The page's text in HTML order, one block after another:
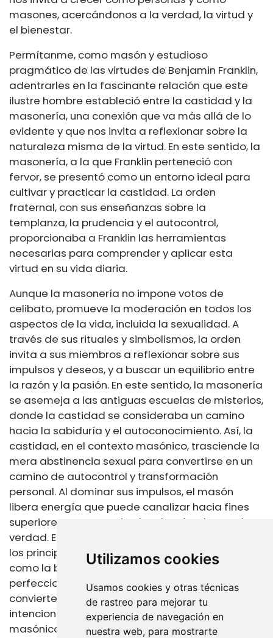
Utilizamos cookies
Usamos cookies y otras técnicas
de rastreo para mejorar tu
experiencia de navegación en
nuestra web, para mostrarte
masones, acercándonos a la verdad, la virtud y
el bienestar.
Permítanme, como masón y estudioso
pragmático de las virtudes de Benjamin Franklin,
adentrarles en la fascinante relación que este
ilustre hombre estableció entre la castidad y la
masonería, una conexión que va más allá de lo
evidente y que nos invita a reflexionar sobre la
naturaleza misma de la virtud. En este sentido, la
masonería, a la que Franklin perteneció con
fervor, se presentó como un entorno ideal para
cultivar y practicar la castidad. La orden
fraternal, con sus enseñanzas sobre la
templanza, la prudencia y el autocontrol,
proporcionaba a Franklin las herramientas
necesarias para comprender y aplicar esta
virtud en su vida diaria.
Aunque la masonería no impone votos de
celibato, promueve la moderación en todos los
aspectos de la vida, incluida la sexualidad. A
través de sus rituales y simbolismos, la orden
invita a sus miembros a reflexionar sobre sus
impulsos y deseos, y a buscar un equilibrio entre
la razón y la pasión. En este sentido, la masonería
se asemeja a las antiguas escuelas de misterios,
donde la castidad se consideraba un camino
hacia la sabiduría y el autoconocimiento. Así, la
castidad, en el contexto masónico, trasciende la
mera abstinencia sexual para convertirse en un
camino de autocontrol y transformación
personal. Al dominar sus impulsos, el masón
libera energía que puede canalizar hacia fines
superiores, como servir a los demás y buscar la
verdad. Esta visión de la castidad se alinea con
los principios fundamentales de la masonería,
como la búsqueda de la virtud y el
perfeccionamiento moral. La castidad se
convierte así en un símbolo de la pureza de
intenciones y la fidelidad a los principios
masónicos.